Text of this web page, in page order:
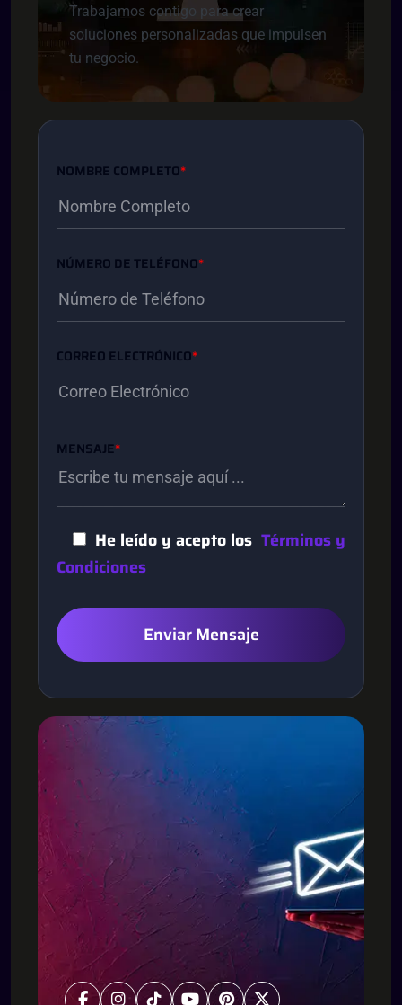
Trabajamos contigo para crear
soluciones personalizadas que impulsen
tu negocio.
NOMBRE COMPLETO*
NÚMERO DE TELÉFONO*
CORREO ELECTRÓNICO*
MENSAJE*
He leído y acepto los Términos y
Condiciones
Enviar Mensaje